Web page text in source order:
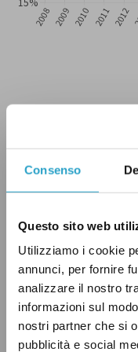
Consenso
Questo sito web
Utilizziamo i cookie
annunci, per fornire
analizzare il nostro
informazioni sul
nostri partner che si
pubblicità e social
Sulla base di
tentazione di
in Italia siano in
aumento sia
Valditara – degli
però vanno letti